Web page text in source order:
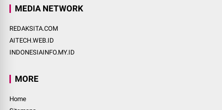
MEDIA NETWORK
REDAKSITA.COM
AITECH.WEB.ID
INDONESIAINFO.MY.ID
MORE
Home